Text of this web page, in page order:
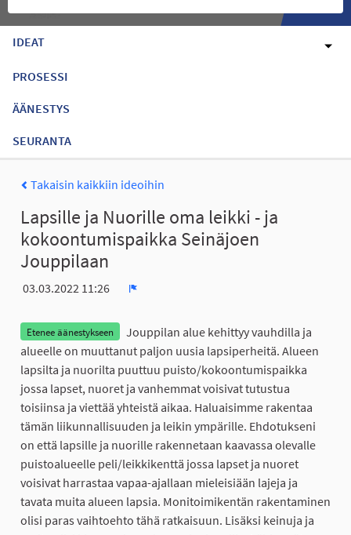
IDEAT
PROSESSI
ÄÄNESTYS
SEURANTA
Takaisin kaikkiin ideoihin
Lapsille ja Nuorille oma leikki - ja
kokoontumispaikka Seinäjoen
Jouppilaan
03.03.2022 11:26
Etenee äänestykseen
Jouppilan alue kehittyy vauhdilla ja
alueelle on muuttanut paljon uusia lapsiperheitä. Alueen
lapsilta ja nuorilta puuttuu puisto/kokoontumispaikka
jossa lapset, nuoret ja vanhemmat voisivat tutustua
toisiinsa ja viettää yhteistä aikaa. Haluaisimme rakentaa
tämän liikunnallisuuden ja leikin ympärille. Ehdotukseni
on että lapsille ja nuorille rakennetaan kaavassa olevalle
puistoalueelle peli/leikkikenttä jossa lapset ja nuoret
voisivat harrastaa vapaa-ajallaan mieleisiään lajeja ja
tavata muita alueen lapsia. Monitoimikentän rakentaminen
olisi paras vaihtoehto tähä ratkaisuun. Lisäksi keinuja ja